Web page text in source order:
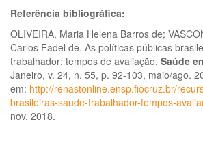
Referência bibliográfica:
OLIVEIRA, Maria Helena Barros de;
Carlos Fadel de. As políticas públicas
trabalhador: tempos de avaliação. Saúde
Janeiro, v. 24, n. 55, p. 92-103, maio/ago.
em: http://renastonline.ensp.fiocruz.br/
brasileiras-saude-trabalhador-tempos-
nov. 2018.